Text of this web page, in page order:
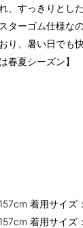
、すっきりとし
ターゴム仕様な
り、暑い日でも
春夏シーズン】
着用サイズ
着用サイズ